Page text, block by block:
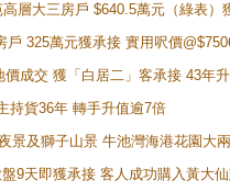
層大三房戶 $640.5萬元（綠表
325萬元獲承接 實用呎價
成交 獲「白居二」客承接 43年
持貨36年 轉手升值逾7倍
景及獅子山景 牛池灣海港花園大
9天即獲承接 客人成功購入黃大